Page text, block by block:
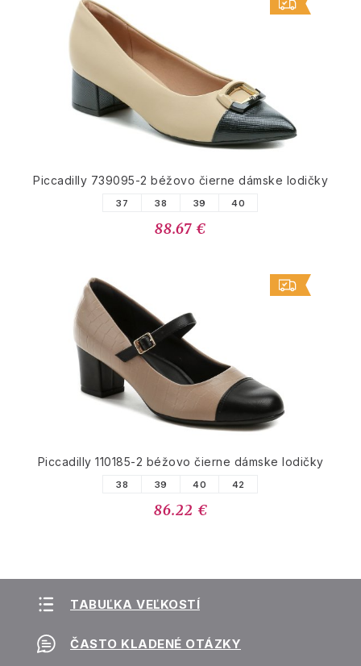
Piccadilly 739095-2 béžovo čierne dámske lodičky
37 38 39 40
88.67 €
Piccadilly 110185-2 béžovo čierne dámske lodičky
38 39 40 42
86.22 €
TABUĽKA VEĽKOSTÍ
ČASTO KLADENÉ OTÁZKY